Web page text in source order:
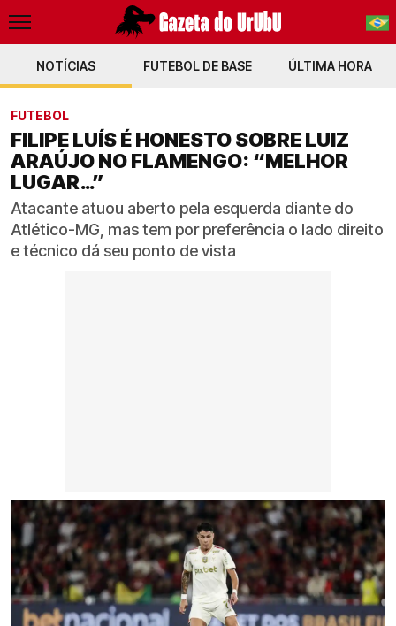
PT-BR
NOTÍCIAS FUTEBOL DE BASE ÚLTIMA HORA
FUTEBOL
FILIPE LUÍS É HONESTO SOBRE LUIZ
ARAÚJO NO FLAMENGO: “MELHOR
LUGAR…”
Atacante atuou aberto pela esquerda diante do
Atlético-MG, mas tem por preferência o lado direito
e técnico dá seu ponto de vista